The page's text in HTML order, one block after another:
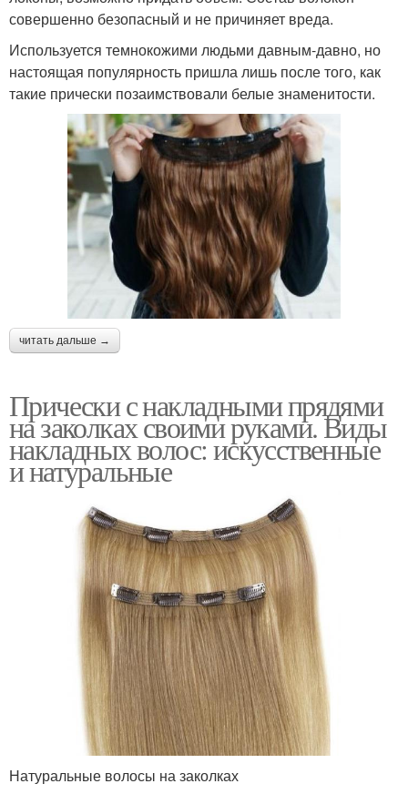
совершенно безопасный и не причиняет вреда.
Используется темнокожими людьми давным-давно, но
настоящая популярность пришла лишь после того, как
такие прически позаимствовали белые знаменитости.
читать дальше →
Прически с накладными прядями
на заколках своими руками. Виды
накладных волос: искусственные
и натуральные
Натуральные волосы на заколках